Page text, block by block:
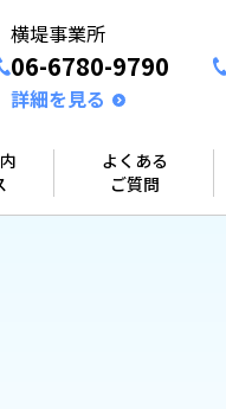
横堤事業所
06-6780-9790
詳細を見る
よくある
ご質問